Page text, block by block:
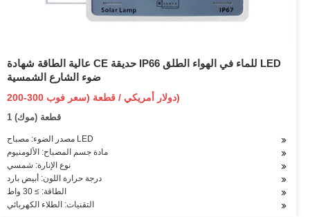
عالية الطاقة شهادة CE حديقة IP66 للماء في الهواء الطلق LED
ضوء الشارع الشمسية
200-300 دولار أمريكي / قطعة (سعر فوب)
1 قطعة (موك)
مصدر الضوء: مصباح LED
مادة جسم المصباح: الألومنيوم
نوع الإنارة: شمسي
درجة حرارة اللون: أبيض بارد
الطاقة: ≥ 30 واط
التقنيات: الطلاء الكهربائي